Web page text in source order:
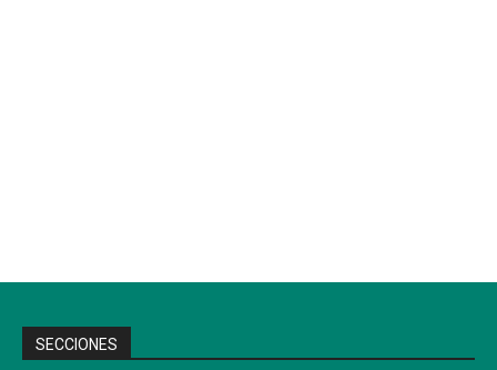
SECCIONES